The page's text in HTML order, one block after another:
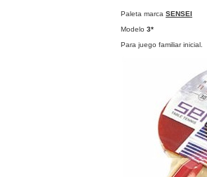
Paleta marca SENSEI
Modelo 3*
Para juego familiar inicial.